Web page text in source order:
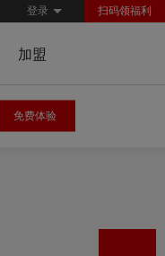
扫码领福利
登录
加盟
免费体验